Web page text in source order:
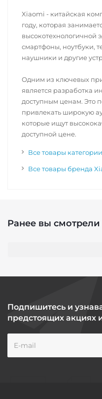
Xiaomi - китайская
году, которая
высокотехнологичной
смартфоны, ноутбуки,
наушники и другие
Одним из ключевых
является разработка
доступным ценам. Это
привлекать широкую
которые ищут
доступной цене.
Все товары категории
Все товары бренда
Ранее вы смотрели
Подпишитесь и
предстоящих акциях